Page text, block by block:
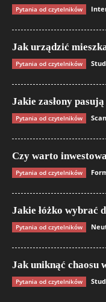
Pytania od czytelników
Jak urządzić
Pytania od czytelników
Jakie zasłony
Pytania od czytelników
Czy warto
Pytania od czytelników
Jakie łóżko wybrać
Pytania od czytelników
Jak uniknąć chaosu
Pytania od czytelników